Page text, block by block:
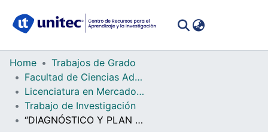
Communities
Collections
All of DSpace
Home
Trabajos de Grado
Facultad de Ciencias Administrativas y Sociales
Licenciatura en Mercadotecnia
Trabajo de Investigación
“DIAGNÓSTICO Y PLAN DE ESTRATEGIAS A IMPLEMENTAR EN LAS COMUNICACIONES DE MARKETING DE LA CONSTRUCTORA E INMOBILIARIA A&M”